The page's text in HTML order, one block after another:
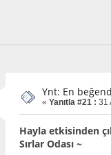
Ynt: En
« Yanıtla #21 : 31
Hayla etkisinden
Sırlar Odası ~